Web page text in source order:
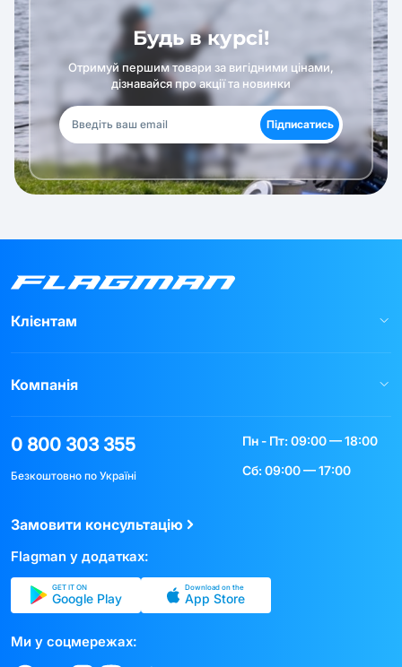
Будь в курсі!
Отримуй першим товари за вигідними цінами,
дізнавайся про акції та новинки
Підписатись
Клієнтам
Компанія
0 800 303 355
Безкоштовно по Україні
Пн - Пт: 09:00 — 18:00
Сб: 09:00 — 17:00
Замовити консультацію
Flagman у додатках:
GET IT ON
Google Play
Download on the
App Store
Ми у соцмережах: